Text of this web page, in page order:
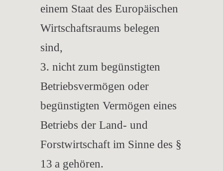
einem Staat des Europäischen
Wirtschaftsraums belegen
sind,
3. nicht zum begünstigten
Betriebsvermögen oder
begünstigten Vermögen eines
Betriebs der Land- und
Forstwirtschaft im Sinne des §
13 a gehören.